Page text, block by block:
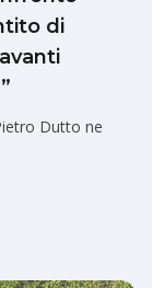
di
Dutto ne